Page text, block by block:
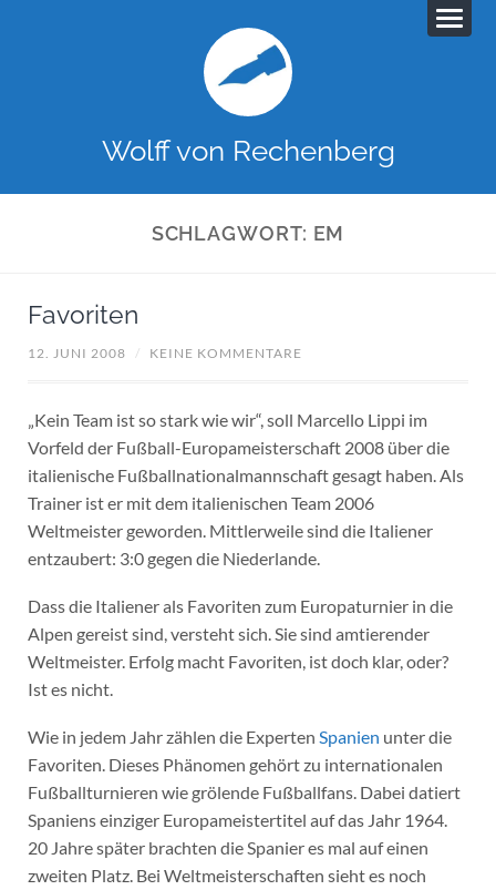
Wolff von Rechenberg
SCHLAGWORT: EM
Favoriten
12. JUNI 2008 / KEINE KOMMENTARE
„Kein Team ist so stark wie wir“, soll Marcello Lippi im
Vorfeld der Fußball-Europameisterschaft 2008 über die
italienische Fußballnationalmannschaft gesagt haben. Als
Trainer ist er mit dem italienischen Team 2006
Weltmeister geworden. Mittlerweile sind die Italiener
entzaubert: 3:0 gegen die Niederlande.
Dass die Italiener als Favoriten zum Europaturnier in die
Alpen gereist sind, versteht sich. Sie sind amtierender
Weltmeister. Erfolg macht Favoriten, ist doch klar, oder?
Ist es nicht.
Wie in jedem Jahr zählen die Experten Spanien unter die
Favoriten. Dieses Phänomen gehört zu internationalen
Fußballturnieren wie grölende Fußballfans. Dabei datiert
Spaniens einziger Europameistertitel auf das Jahr 1964.
20 Jahre später brachten die Spanier es mal auf einen
zweiten Platz. Bei Weltmeisterschaften sieht es noch